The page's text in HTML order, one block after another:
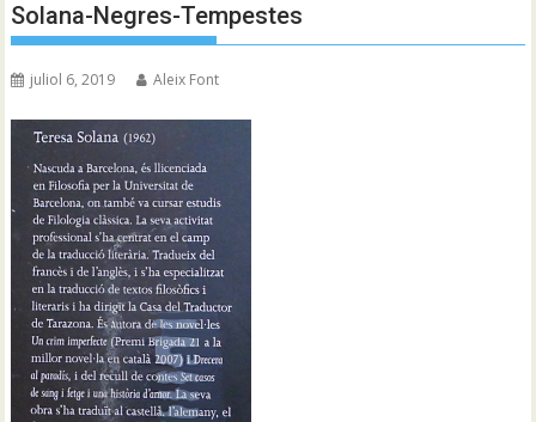
Solana-Negres-Tempestes
juliol 6, 2019 Aleix Font